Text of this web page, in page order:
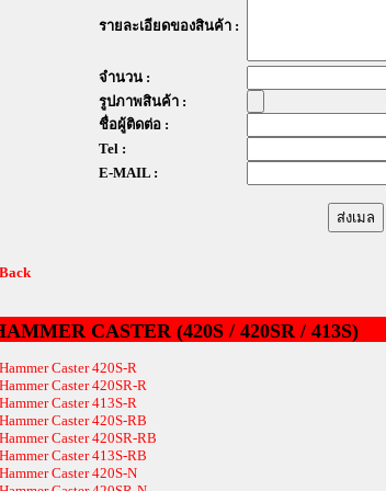
รายละเอียดของสินค้า :
จำนวน :
รูปภาพสินค้า :
ชื่อผู้ติดต่อ :
Tel :
E-MAIL :
CASTER (420S / 420SR / 413S)
Hammer Caster 420S-R
Hammer Caster 420SR-R
Hammer Caster 413S-R
Hammer Caster 420S-RB
Hammer Caster 420SR-RB
Hammer Caster 413S-RB
Hammer Caster 420S-N